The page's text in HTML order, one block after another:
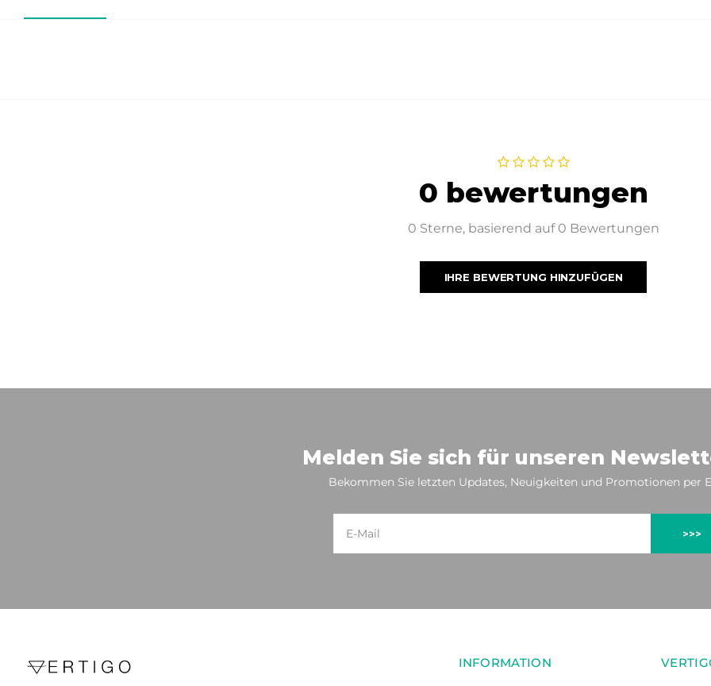
0 bewertungen
0 Sterne, basierend auf 0 Bewertungen
IHRE BEWERTUNG HINZUFÜGEN
Melden Sie sich für unseren
Bekommen Sie letzten Updates, Neuigkeiten und Promotionen per
>>>
INFORMATION